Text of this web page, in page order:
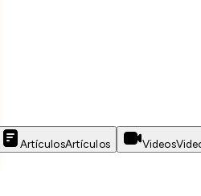
ArtículosArtículos Videos